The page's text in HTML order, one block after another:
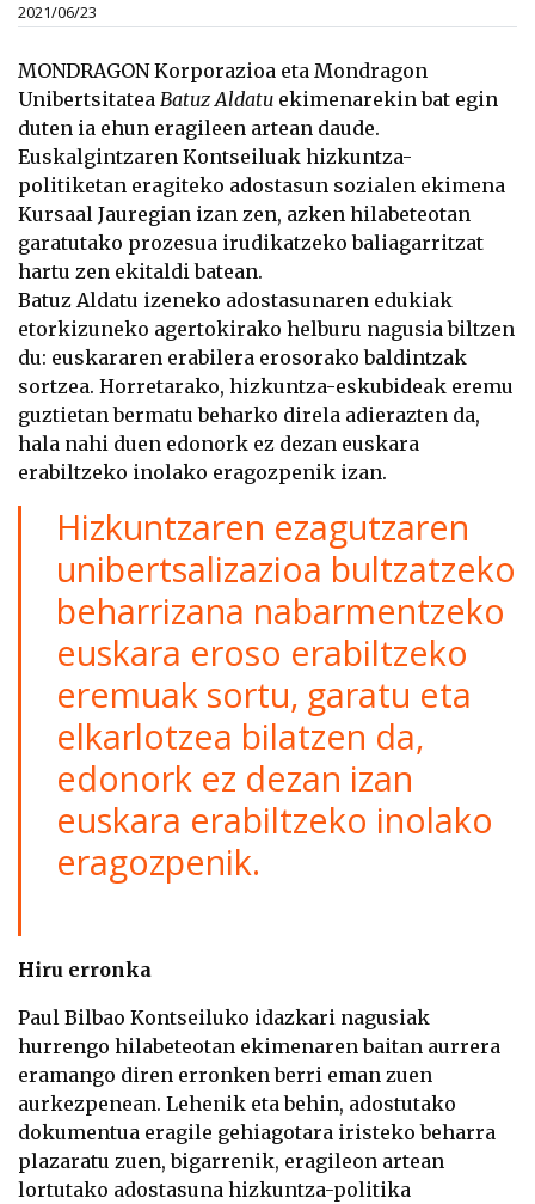
2021/06/23
MONDRAGON Korporazioa eta Mondragon
Unibertsitatea Batuz Aldatu ekimenarekin bat egin
duten ia ehun eragileen artean daude.
Euskalgintzaren Kontseiluak hizkuntza-
politiketan eragiteko adostasun sozialen ekimena
Kursaal Jauregian izan zen, azken hilabeteotan
garatutako prozesua irudikatzeko baliagarritzat
hartu zen ekitaldi batean.
Batuz Aldatu izeneko adostasunaren edukiak
etorkizuneko agertokirako helburu nagusia biltzen
du: euskararen erabilera erosorako baldintzak
sortzea. Horretarako, hizkuntza-eskubideak eremu
guztietan bermatu beharko direla adierazten da,
hala nahi duen edonork ez dezan euskara
erabiltzeko inolako eragozpenik izan.
Hizkuntzaren ezagutzaren
unibertsalizazioa bultzatzeko
beharrizana nabarmentzeko
euskara eroso erabiltzeko
eremuak sortu, garatu eta
elkarlotzea bilatzen da,
edonork ez dezan izan
euskara erabiltzeko inolako
eragozpenik.
Hiru erronka
Paul Bilbao Kontseiluko idazkari nagusiak
hurrengo hilabeteotan ekimenaren baitan aurrera
eramango diren erronken berri eman zuen
aurkezpenean. Lehenik eta behin, adostutako
dokumentua eragile gehiagotara iristeko beharra
plazaratu zuen, bigarrenik, eragileon artean
lortutako adostasuna hizkuntza-politika